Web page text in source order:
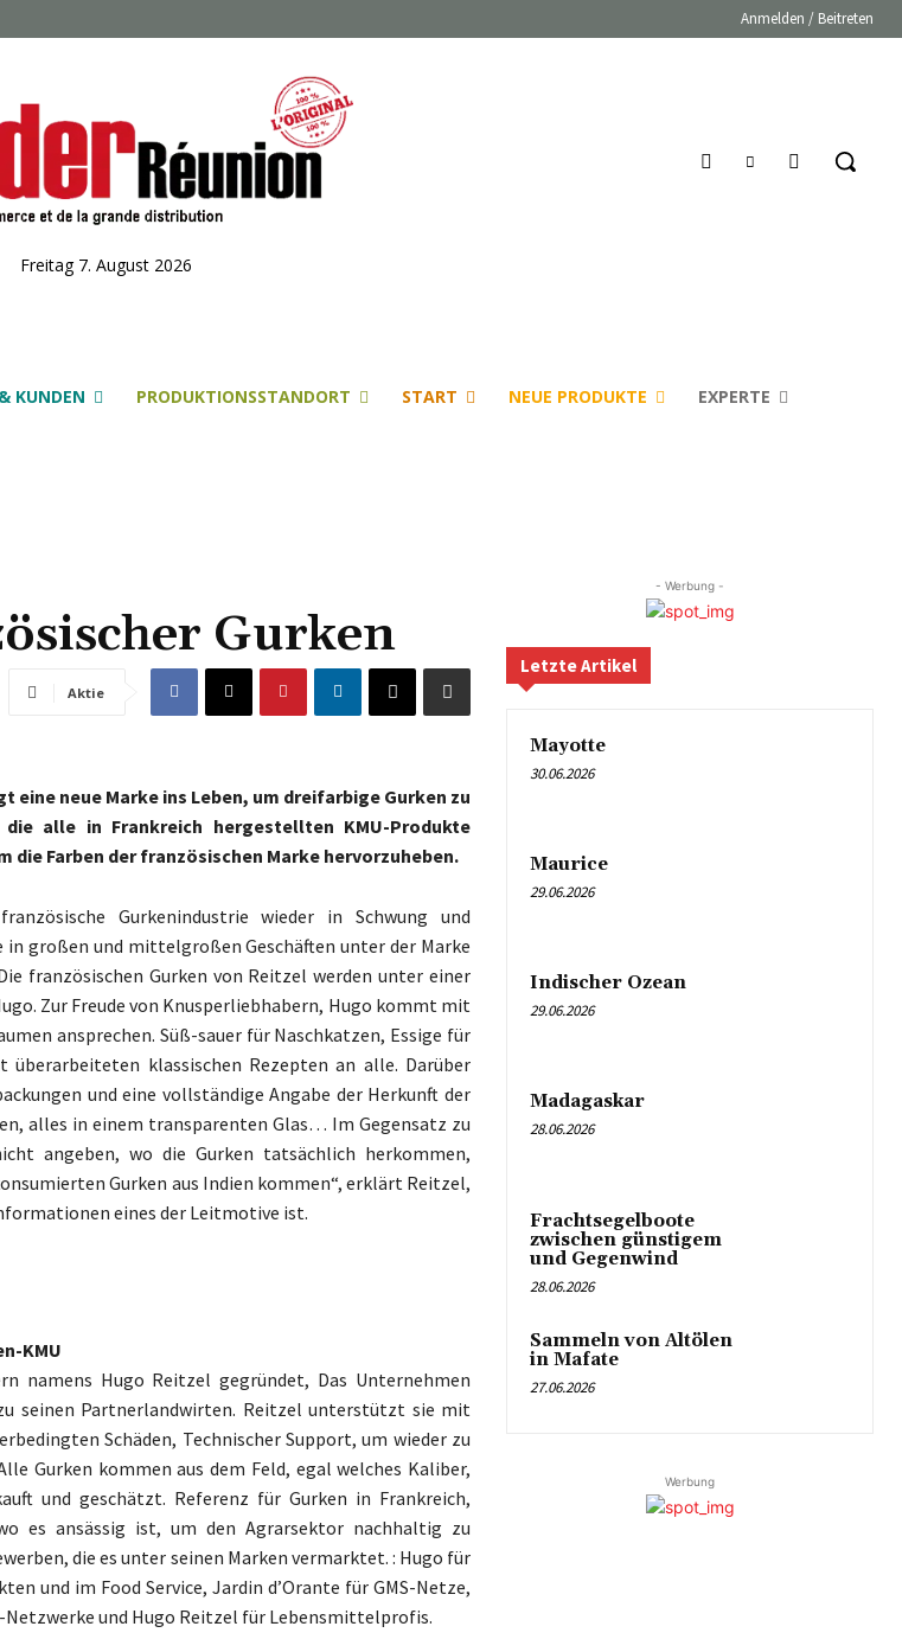
Anmelden / Beitreten
Freitag 7. August 2026
KUNDEN PRODUKTIONSSTANDORT START NEUE PRODUKTE EXPERTE
Gurken
Aktie
eine neue Marke ins Leben, um dreifarbige Gurken zu
die alle in Frankreich hergestellten KMU-Produkte
die Farben der französischen Marke hervorzuheben.
Gurkenindustrie wieder in Schwung und
in großen und mittelgroßen Geschäften unter der Marke
französischen Gurken von Reitzel werden unter einer
Zur Freude von Knusperliebhabern, Hugo kommt mit
ansprechen. Süß-sauer für Naschkatzen, Essige für
klassischen Rezepten an alle. Darüber
und eine vollständige Angabe der Herkunft der
alles in einem transparenten Glas… Im Gegensatz zu
angeben, wo die Gurken tatsächlich herkommen,
Gurken aus Indien kommen“, erklärt Reitzel,
eines der Leitmotive ist.
KMU
namens Hugo Reitzel gegründet, Das Unternehmen
seinen Partnerlandwirten. Reitzel unterstützt sie mit
Schäden, Technischer Support, um wieder zu
Gurken kommen aus dem Feld, egal welches Kaliber,
und geschätzt. Referenz für Gurken in Frankreich,
es ansässig ist, um den Agrarsektor nachhaltig zu
die es unter seinen Marken vermarktet. : Hugo für
und im Food Service, Jardin d’Orante für GMS-Netze,
und Hugo Reitzel für Lebensmittelprofis.
- Werbung -
Letzte Artikel
Mayotte
30.06.2026
Maurice
29.06.2026
Indischer Ozean
29.06.2026
Madagaskar
28.06.2026
Frachtsegelboote
zwischen günstigem
und Gegenwind
28.06.2026
Sammeln von Altölen
in Mafate
27.06.2026
Werbung